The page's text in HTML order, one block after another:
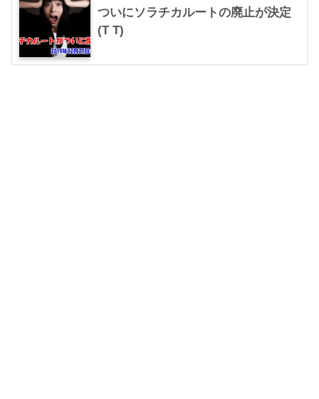
ついにソラチカルートの廃止が決定
(T T)